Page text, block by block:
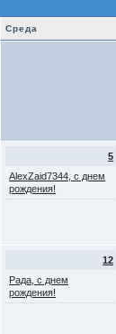
Среда
5
AlexZaid7344, с днем
рождения!
12
Рада, с днем
рождения!